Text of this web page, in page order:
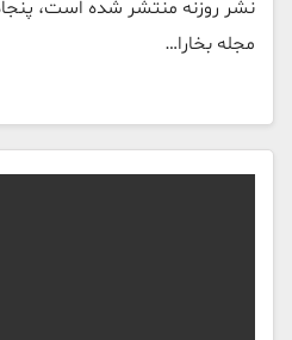
نشر روزنه منتشر شده است،
مجله بخارا…